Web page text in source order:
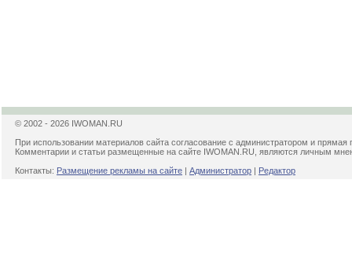
© 2002 - 2026 IWOMAN.RU
При использовании материалов сайта согласование с администратором и прямая
Комментарии и статьи размещенные на сайте IWOMAN.RU, являются личным
Контакты: Размещение рекламы на сайте | Администратор | Редактор